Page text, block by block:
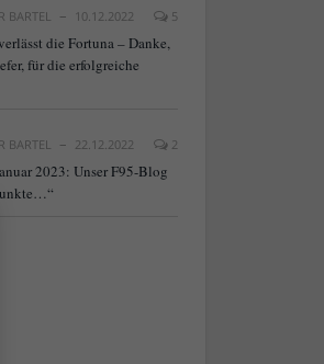
BARTEL 10.12.2022 5
die Fortuna – Danke,
für die erfolgreiche
BARTEL 22.12.2022 2
2023: Unser F95-Blog